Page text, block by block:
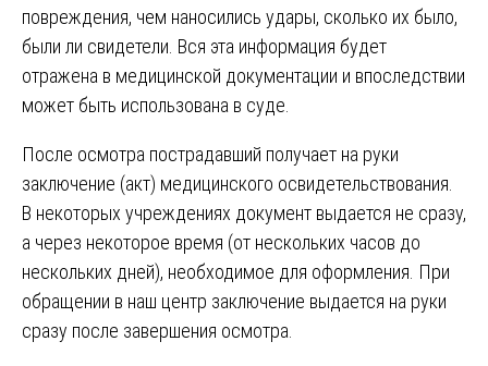
повреждения, чем наносились удары, сколько их было,
были ли свидетели. Вся эта информация будет
отражена в медицинской документации и впоследствии
может быть использована в суде.
После осмотра пострадавший получает на руки
заключение (акт) медицинского освидетельствования.
В некоторых учреждениях документ выдается не сразу,
а через некоторое время (от нескольких часов до
нескольких дней), необходимое для оформления. При
обращении в наш центр заключение выдается на руки
сразу после завершения осмотра.